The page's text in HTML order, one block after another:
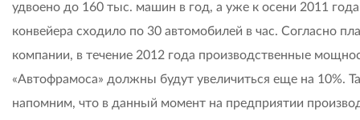
удвоено до 160 тыс. машин в год, а уже к осени 2011
конвейера сходило по 30 автомобилей в час. Согласно
компании, в течение 2012 года производственные
«Автофрамоса» должны будут увеличиться еще на 10%.
напомним, что в данный момент на предприятии